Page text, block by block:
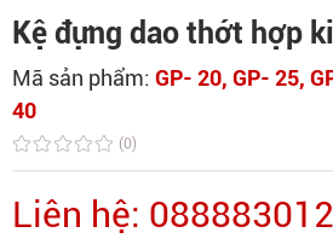
Kệ đựng dao thớt hợp
Mã sản phẩm: GP- 20, GP- 25,
40
(0)
Liên hệ: